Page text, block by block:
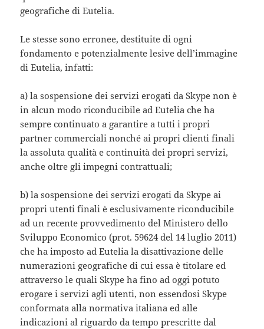
geografiche di Eutelia.
Le stesse sono erronee, destituite di ogni
fondamento e potenzialmente lesive dell’immagine
di Eutelia, infatti:
a) la sospensione dei servizi erogati da Skype non è
in alcun modo riconducibile ad Eutelia che ha
sempre continuato a garantire a tutti i propri
partner commerciali nonché ai propri clienti finali
la assoluta qualità e continuità dei propri servizi,
anche oltre gli impegni contrattuali;
b) la sospensione dei servizi erogati da Skype ai
propri utenti finali è esclusivamente riconducibile
ad un recente provvedimento del Ministero dello
Sviluppo Economico (prot. 59624 del 14 luglio 2011)
che ha imposto ad Eutelia la disattivazione delle
numerazioni geografiche di cui essa è titolare ed
attraverso le quali Skype ha fino ad oggi potuto
erogare i servizi agli utenti, non essendosi Skype
conformata alla normativa italiana ed alle
indicazioni al riguardo da tempo prescritte dal